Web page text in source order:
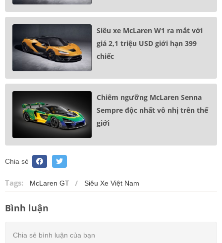
Siêu xe McLaren W1 ra mắt với
giá 2,1 triệu USD giới hạn 399
chiếc
Chiêm ngưỡng McLaren Senna
Sempre độc nhất vô nhị trên thế
giới
Chia sẻ
Tags: McLaren GT Siêu Xe Việt Nam
Bình luận